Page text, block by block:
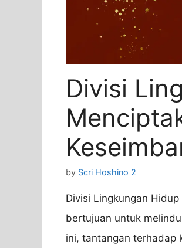
Divisi
by Scri Hoshino 2
Divisi Lingkungan
bertujuan untuk
ini, tantangan terhadap